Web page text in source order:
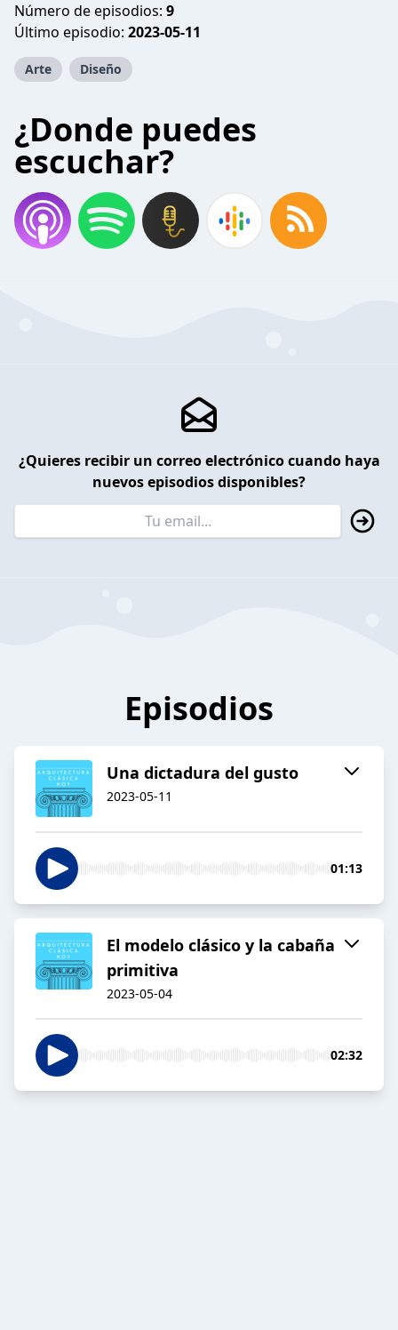
Número de episodios: 9
Último episodio: 2023-05-11
Arte Diseño
¿Donde puedes
escuchar?
¿Quieres recibir un correo electrónico cuando haya
nuevos episodios disponibles?
Episodios
Una dictadura del gusto
2023-05-11
01:13
El modelo clásico y la cabaña
primitiva
2023-05-04
02:32